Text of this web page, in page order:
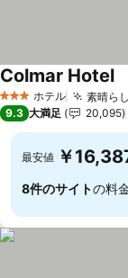
3 ホテルのランク
ホテル 素晴ら
Colmar Hotel
9.3 大満足 20,095
最安値 ￥
8件のサイトの料